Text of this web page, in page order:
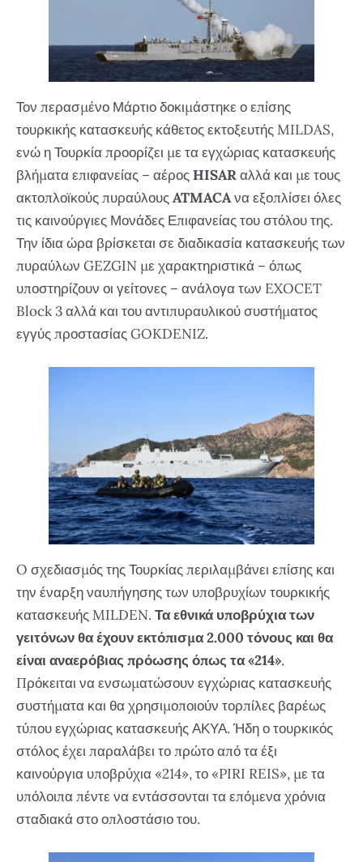
Τον περασμένο Μάρτιο δοκιμάστηκε ο επίσης
τουρκικής κατασκευής κάθετος εκτοξευτής MILDAS,
ενώ η Τουρκία προορίζει με τα εγχώριας κατασκευής
βλήματα επιφανείας – αέρος HISARαλλά και με τους
ακτοπλοϊκούς πυραύλους ATMACAνα εξοπλίσει όλες
τις καινούργιες Μονάδες Επιφανείας του στόλου της.
Την ίδια ώρα βρίσκεται σε διαδικασία κατασκευής των
πυραύλων GEZGIN με χαρακτηριστικά – όπως
υποστηρίζουν οι γείτονες – ανάλογα των EXOCET
Block 3 αλλά και του αντιπυραυλικού συστήματος
εγγύς προστασίας GOKDENIZ.
O σχεδιασμός της Τουρκίας περιλαμβάνει επίσης και
την έναρξη ναυπήγησης των υποβρυχίων τουρκικής
κατασκευής MILDEN. Τα εθνικά υποβρύχια των
γειτόνων θα έχουν εκτόπισμα 2.000 τόνους και θα
είναι αναερόβιας πρόωσης όπως τα «214».
Πρόκειται να ενσωματώσουν εγχώριας κατασκευής
συστήματα και θα χρησιμοποιούν τορπίλες βαρέως
τύπου εγχώριας κατασκευής ΑΚΥΑ. Ήδη ο τουρκικός
στόλος έχει παραλάβει το πρώτο από τα έξι
καινούργια υποβρύχια «214», το «PIRI REIS», με τα
υπόλοιπα πέντε να εντάσσονται τα επόμενα χρόνια
σταδιακά στο οπλοστάσιο του.